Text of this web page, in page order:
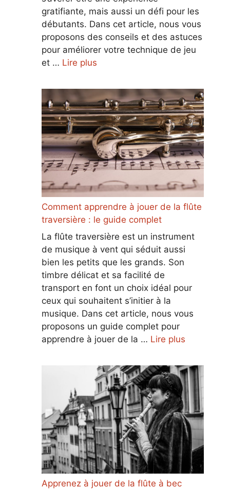
gratifiante, mais aussi un défi pour les
débutants. Dans cet article, nous vous
proposons des conseils et des astuces
pour améliorer votre technique de jeu
et … Lire plus
Comment apprendre à jouer de la flûte
traversière : le guide complet
La flûte traversière est un instrument
de musique à vent qui séduit aussi
bien les petits que les grands. Son
timbre délicat et sa facilité de
transport en font un choix idéal pour
ceux qui souhaitent s’initier à la
musique. Dans cet article, nous vous
proposons un guide complet pour
apprendre à jouer de la … Lire plus
Apprenez à jouer de la flûte à bec